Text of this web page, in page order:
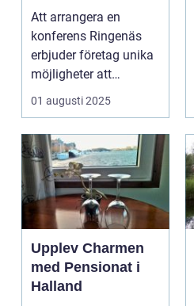
för din nästa
företagssammank
omst
Att arrangera en
konferens Ringenäs
erbjuder företag unika
möjligheter att
kombinera ...
01 augusti 2025
Upplev Charmen
med Pensionat i
Halland